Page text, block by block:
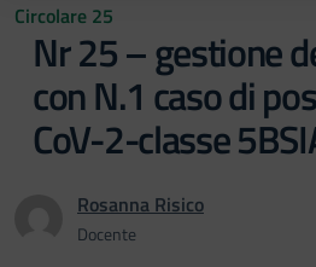
Circolare 25
Nr 25 – gestione
con N.1 caso di
CoV-2-classe
Rosanna Risico
Docente